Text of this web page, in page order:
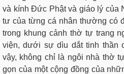
và kính Đức Phật và giáo lý của
tư của từng cá nhân thường có
trong khung cảnh thờ tự trang
viện, dưới sự dìu dắt tinh thần
vậy, không chỉ là ngôi nhà thờ
gọn của một cộng đồng của